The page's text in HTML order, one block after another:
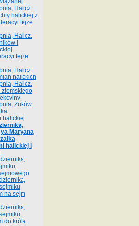
Halicz.
halickiej z
tejże
Halicz.
i
tejże
Halicz.
halickich
Halicz.
ziemskiego
Żuków.
halickiej
Maryana
halickiej i
na sejm
do króla